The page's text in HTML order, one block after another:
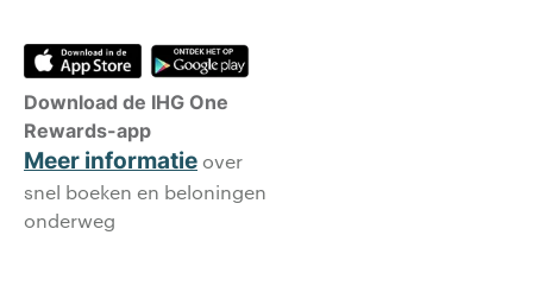
Download de IHG One
Rewards-app
Meer informatie over
snel boeken en beloningen
onderweg